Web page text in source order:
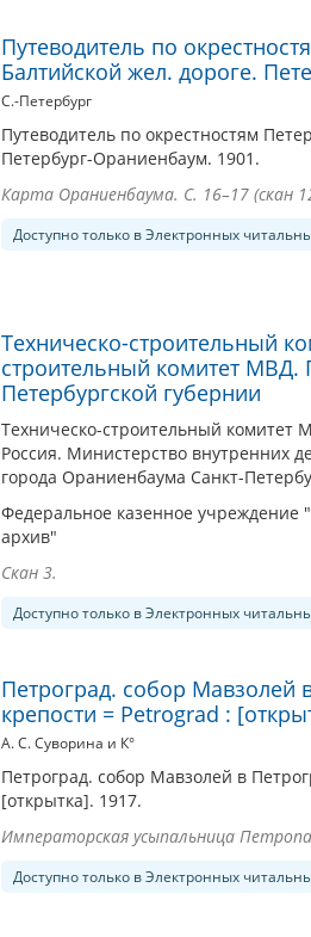
Путеводитель по
Балтийской жел. дороге.
С.-Петербург
Путеводитель по окрестностям
Петербург-Ораниенбаум. 1901.
Карта Ораниенбаума. С. 16–17 (скан
Доступно только в Электронных
Техническо-строительный
строительный комитет МВД.
Петербургской губернии
Техническо-строительный комитет
Россия. Министерство внутренних
города Ораниенбаума Санкт-
Федеральное казенное учреждение
архив"
Скан 3.
Доступно только в Электронных
Петроград. собор Мавзолей
крепости = Petrograd :
А. С. Суворина и К°
Петроград. собор Мавзолей в
[открытка]. 1917.
Императорская усыпальница
Доступно только в Электронных